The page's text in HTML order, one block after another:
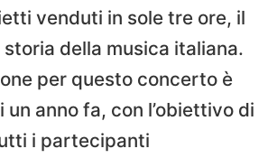
venduti in sole tre ore, il
della musica italiana.
per questo concerto è
un anno fa, con l’obiettivo di
i partecipanti